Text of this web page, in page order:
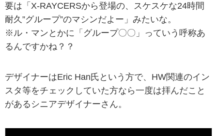
要は「X-RAYCERSから登場の、スケスケな24時間
耐久”グループ”のマシンだよー」みたいな。
※ル・マンとかに「グループ〇〇」っていう呼称あ
るんですかね？？
デザイナーはEric Han氏という方で、HW関連のイン
スタ等をチェックしていた方なら一度は拝んだこと
があるシニアデザイナーさん。